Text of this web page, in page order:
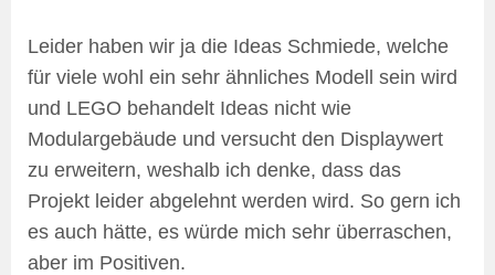
Leider haben wir ja die Ideas Schmiede, welche
für viele wohl ein sehr ähnliches Modell sein wird
und LEGO behandelt Ideas nicht wie
Modulargebäude und versucht den Displaywert
zu erweitern, weshalb ich denke, dass das
Projekt leider abgelehnt werden wird. So gern ich
es auch hätte, es würde mich sehr überraschen,
aber im Positiven.